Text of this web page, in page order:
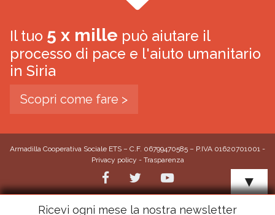
Il tuo 5 x mille può aiutare il
processo di pace e l'aiuto umanitario
in Siria
Scopri come fare >
Armadilla Cooperativa Sociale ETS – C.F. 06799470585 – P.IVA 01620701001 -
Privacy policy - Trasparenza
▼
Ricevi ogni mese la nostra newsletter